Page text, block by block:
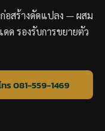
อสร้างดัดแปลง — ผสม
รองรับการขยายตัว
ทร 081-559-1469